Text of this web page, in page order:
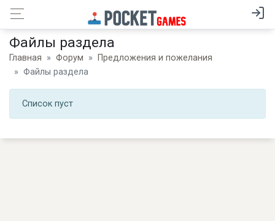
Файлы раздела
Главная Форум
Предложения и пожелания
Файлы раздела
Список пуст